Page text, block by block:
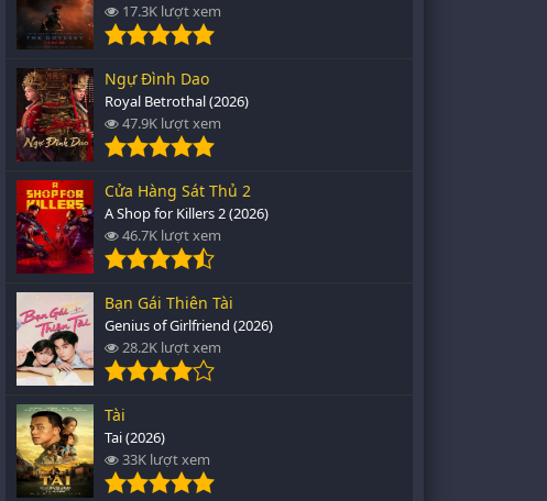
17.3K lượt xem
Ngự Đình Dao
Royal Betrothal (2026)
47.9K lượt xem
Cửa Hàng Sát Thủ 2
A Shop for Killers 2 (2026)
46.7K lượt xem
Bạn Gái Thiên Tài
Genius of Girlfriend (2026)
28.2K lượt xem
Tài
Tai (2026)
33K lượt xem